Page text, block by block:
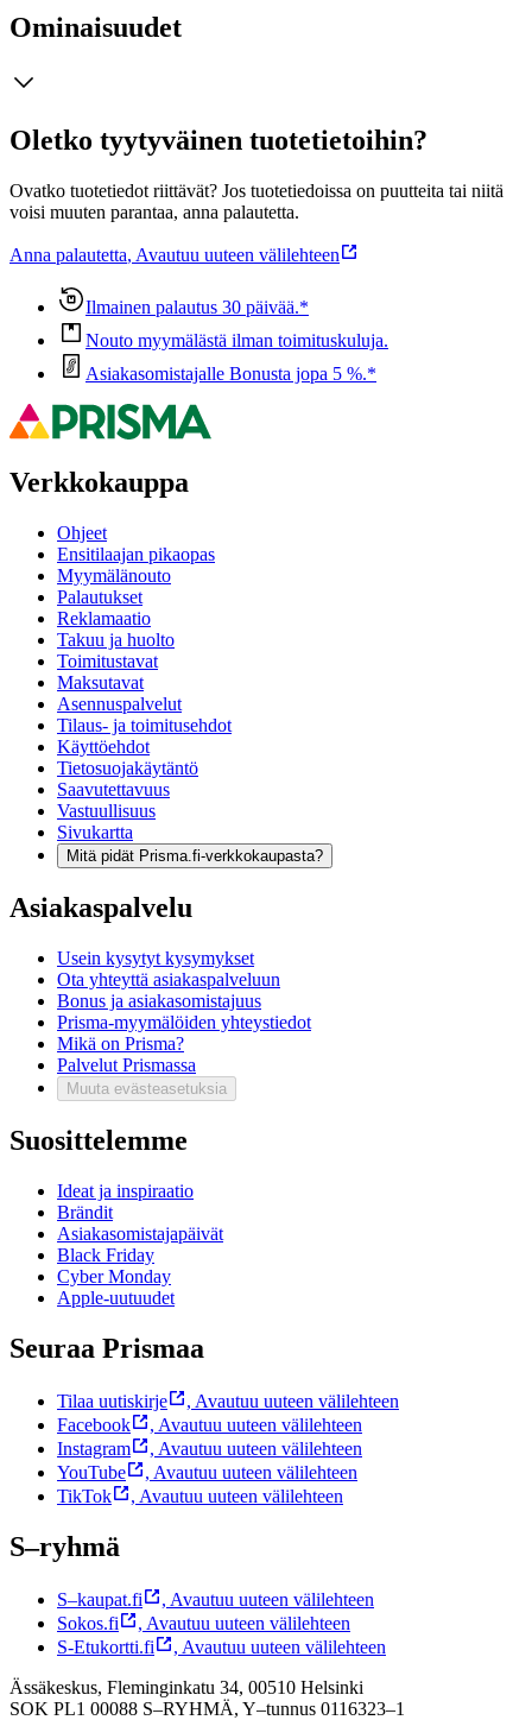
Ominaisuudet
Oletko tyytyväinen tuotetietoihin?
Ovatko tuotetiedot riittävät? Jos tuotetiedoissa on puutteita tai niitä
voisi muuten parantaa, anna palautetta.
Anna palautetta, Avautuu uuteen välilehteen
Ilmainen palautus 30 päivää.*
Nouto myymälästä ilman toimituskuluja.
Asiakasomistajalle Bonusta jopa 5 %.*
Verkkokauppa
Ohjeet
Ensitilaajan pikaopas
Myymälänouto
Palautukset
Reklamaatio
Takuu ja huolto
Toimitustavat
Maksutavat
Asennuspalvelut
Tilaus- ja toimitusehdot
Käyttöehdot
Tietosuojakäytäntö
Saavutettavuus
Vastuullisuus
Sivukartta
Mitä pidät Prisma.fi-verkkokaupasta?
Asiakaspalvelu
Usein kysytyt kysymykset
Ota yhteyttä asiakaspalveluun
Bonus ja asiakasomistajuus
Prisma-myymälöiden yhteystiedot
Mikä on Prisma?
Palvelut Prismassa
Muuta evästeasetuksia
Suosittelemme
Ideat ja inspiraatio
Brändit
Asiakasomistajapäivät
Black Friday
Cyber Monday
Apple-uutuudet
Seuraa Prismaa
Tilaa uutiskirje , Avautuu uuteen välilehteen
Facebook
, Avautuu uuteen välilehteen
Instagram
, Avautuu uuteen välilehteen
YouTube
, Avautuu uuteen välilehteen
TikTok
, Avautuu uuteen välilehteen
S–ryhmä
S–kaupat.fi , Avautuu uuteen välilehteen
Sokos.fi
, Avautuu uuteen välilehteen
S-Etukortti.fi
, Avautuu uuteen välilehteen
Ässäkeskus, Fleminginkatu 34, 00510 Helsinki
SOK PL1 00088 S–RYHMÄ, Y–tunnus 0116323–1